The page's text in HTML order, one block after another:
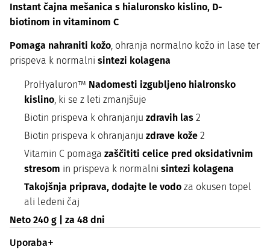
Instant čajna mešanica s hialuronsko kislino, D-
biotinom in vitaminom C
Pomaga nahraniti kožo, ohranja normalno kožo in lase ter
prispeva k normalni sintezi kolagena
ProHyaluron™ Nadomesti izgubljeno hialronsko
kislino , ki se z leti zmanjšuje
Biotin prispeva k ohranjanju zdravih las 2
Biotin prispeva k ohranjanju zdrave kože 2
Vitamin C pomaga zaščititi celice pred oksidativnim
stresom in prispeva k normalni sintezi kolagena
Takojšnja priprava, dodajte le vodo za okusen topel
ali ledeni čaj
Neto 240 g | za 48 dni
Uporaba